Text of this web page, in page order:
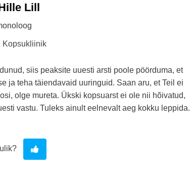
Lill
Kopsukliinik
siis peaksite uuesti arsti poole pöörduma, et
ja teha täiendavaid uuringuid. Saan aru, et Teil ei
olge mureta. Ükski kopsuarst ei ole nii hõivatud,
vastu. Tuleks ainult eelnevalt aeg kokku leppida.